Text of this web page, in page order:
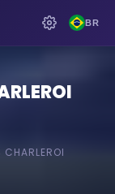
BR
CHARLEROI